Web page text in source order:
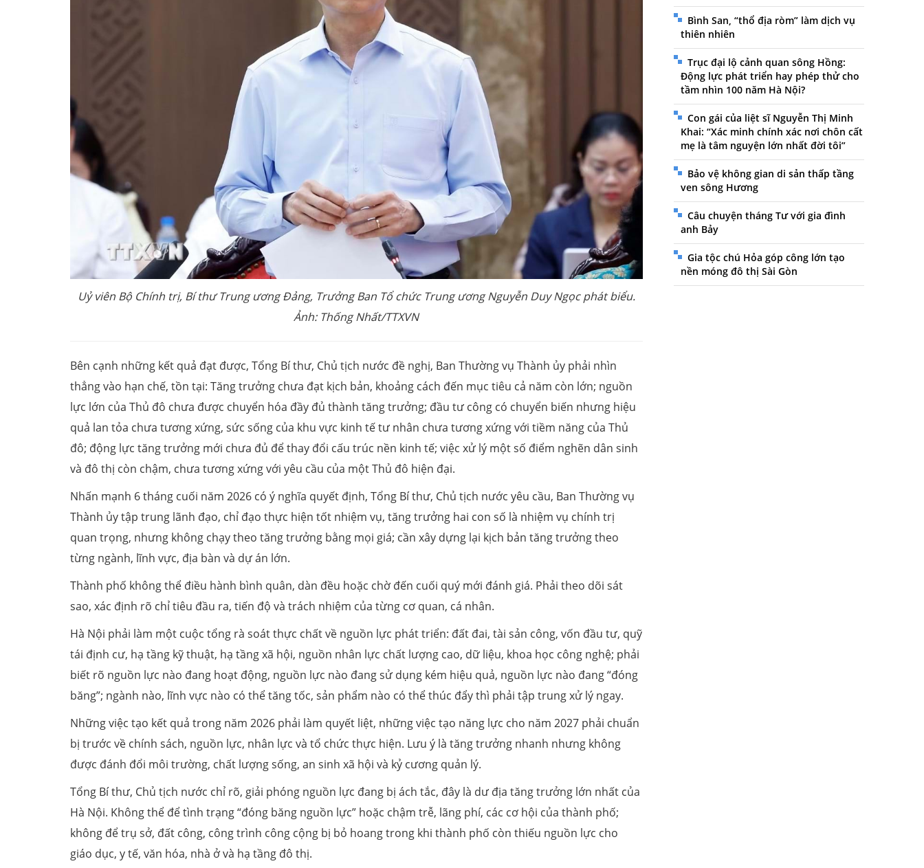
Uỷ viên Bộ Chính trị, Bí thư Trung ương Đảng, Trưởng Ban Tổ chức Trung ương Nguyễn Duy Ngọc phát biểu.
Ảnh: Thống Nhất/TTXVN
Bên cạnh những kết quả đạt được, Tổng Bí thư, Chủ tịch nước đề nghị, Ban Thường vụ Thành ủy phải nhìn
thẳng vào hạn chế, tồn tại: Tăng trưởng chưa đạt kịch bản, khoảng cách đến mục tiêu cả năm còn lớn; nguồn
lực lớn của Thủ đô chưa được chuyển hóa đầy đủ thành tăng trưởng; đầu tư công có chuyển biến nhưng hiệu
quả lan tỏa chưa tương xứng, sức sống của khu vực kinh tế tư nhân chưa tương xứng với tiềm năng của Thủ
đô; động lực tăng trưởng mới chưa đủ để thay đổi cấu trúc nền kinh tế; việc xử lý một số điểm nghẽn dân sinh
và đô thị còn chậm, chưa tương xứng với yêu cầu của một Thủ đô hiện đại.
Nhấn mạnh 6 tháng cuối năm 2026 có ý nghĩa quyết định, Tổng Bí thư, Chủ tịch nước yêu cầu, Ban Thường vụ
Thành ủy tập trung lãnh đạo, chỉ đạo thực hiện tốt nhiệm vụ, tăng trưởng hai con số là nhiệm vụ chính trị
quan trọng, nhưng không chạy theo tăng trưởng bằng mọi giá; cần xây dựng lại kịch bản tăng trưởng theo
từng ngành, lĩnh vực, địa bàn và dự án lớn.
Thành phố không thể điều hành bình quân, dàn đều hoặc chờ đến cuối quý mới đánh giá. Phải theo dõi sát
sao, xác định rõ chỉ tiêu đầu ra, tiến độ và trách nhiệm của từng cơ quan, cá nhân.
Hà Nội phải làm một cuộc tổng rà soát thực chất về nguồn lực phát triển: đất đai, tài sản công, vốn đầu tư, quỹ
tái định cư, hạ tầng kỹ thuật, hạ tầng xã hội, nguồn nhân lực chất lượng cao, dữ liệu, khoa học công nghệ; phải
biết rõ nguồn lực nào đang hoạt động, nguồn lực nào đang sử dụng kém hiệu quả, nguồn lực nào đang “đóng
băng”; ngành nào, lĩnh vực nào có thể tăng tốc, sản phẩm nào có thể thúc đẩy thì phải tập trung xử lý ngay.
Những việc tạo kết quả trong năm 2026 phải làm quyết liệt, những việc tạo năng lực cho năm 2027 phải chuẩn
bị trước về chính sách, nguồn lực, nhân lực và tổ chức thực hiện. Lưu ý là tăng trưởng nhanh nhưng không
được đánh đổi môi trường, chất lượng sống, an sinh xã hội và kỷ cương quản lý.
Tổng Bí thư, Chủ tịch nước chỉ rõ, giải phóng nguồn lực đang bị ách tắc, đây là dư địa tăng trưởng lớn nhất của
Hà Nội. Không thể để tình trạng “đóng băng nguồn lực” hoặc chậm trễ, lãng phí, các cơ hội của thành phố;
không để trụ sở, đất công, công trình công cộng bị bỏ hoang trong khi thành phố còn thiếu nguồn lực cho
giáo dục, y tế, văn hóa, nhà ở và hạ tầng đô thị.
Bình San, “thổ địa ròm” làm dịch vụ
thiên nhiên
Trục đại lộ cảnh quan sông Hồng:
Động lực phát triển hay phép thử cho
tầm nhìn 100 năm Hà Nội?
Con gái của liệt sĩ Nguyễn Thị Minh
Khai: “Xác minh chính xác nơi chôn cất
mẹ là tâm nguyện lớn nhất đời tôi”
Bảo vệ không gian di sản thấp tầng
ven sông Hương
Câu chuyện tháng Tư với gia đình
anh Bảy
Gia tộc chú Hỏa góp công lớn tạo
nền móng đô thị Sài Gòn